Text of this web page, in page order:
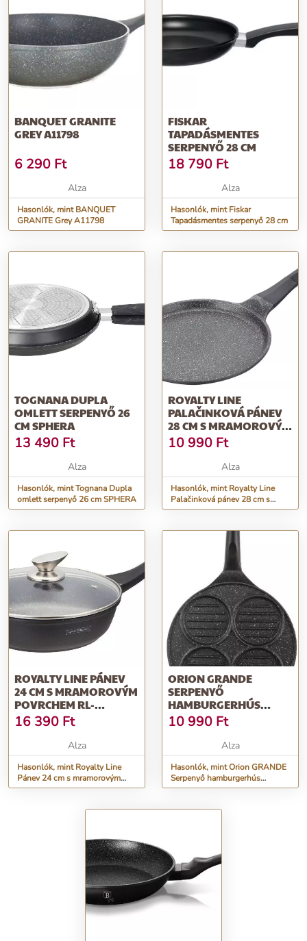
BANQUET GRANITE
GREY A11798
6 290 Ft
Alza
Hasonlók, mint BANQUET
GRANITE Grey A11798
FISKAR
TAPADÁSMENTES
SERPENYŐ 28 CM
18 790 Ft
Alza
Hasonlók, mint Fiskar
Tapadásmentes serpenyő 28 cm
TOGNANA DUPLA
OMLETT SERPENYŐ 26
CM SPHERA
13 490 Ft
Alza
Hasonlók, mint Tognana Dupla
omlett serpenyő 26 cm SPHERA
ROYALTY LINE
PALAČINKOVÁ PÁNEV
28 CM S MRAMOROVÝM
POVRCHEM RL-CP28M
10 990 Ft
Alza
Hasonlók, mint Royalty Line
Palačinková pánev 28 cm s
mramorovým povrchem RL-
ROYALTY LINE PÁNEV
24 CM S MRAMOROVÝM
POVRCHEM RL-
BDF24ML
16 390 Ft
Alza
Hasonlók, mint Royalty Line
Pánev 24 cm s mramorovým
povrchem RL-BDF24ML
ORION GRANDE
SERPENYŐ
HAMBURGERHÚS
SÜTÉSÉHEZ 26,5 CM
ÁTMÉRŐJŰ
10 990 Ft
Alza
Hasonlók, mint Orion GRANDE
Serpenyő hamburgerhús
sütéséhez 26,5 cm átmérőjű